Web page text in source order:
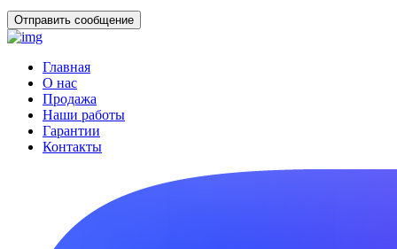
Главная
О нас
Продажа
Наши работы
Гарантии
Контакты